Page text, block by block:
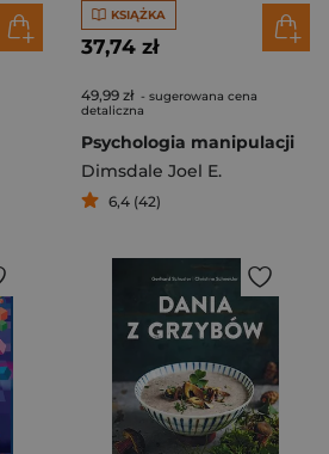
KSIĄŻKA
37,74 zł
49,99 zł - sugerowana cena
detaliczna
Psychologia manipulacji
Dimsdale Joel E.
6,4 (42)